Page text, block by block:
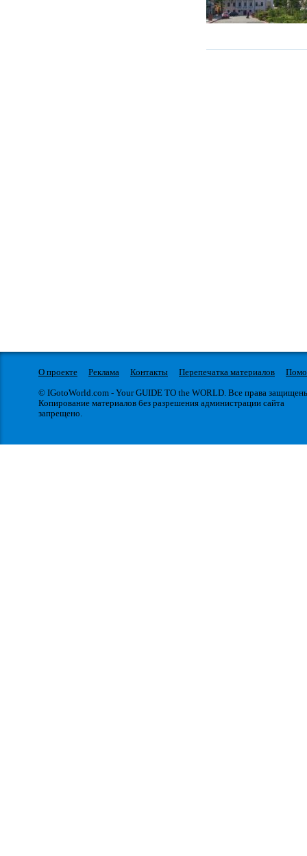
О проекте Реклама Контакты Перепечатка материалов
© IGotoWorld.com - Your GUIDE TO the WORLD. Все права
Копирование материалов без разрешения администрации сайта
запрещено.